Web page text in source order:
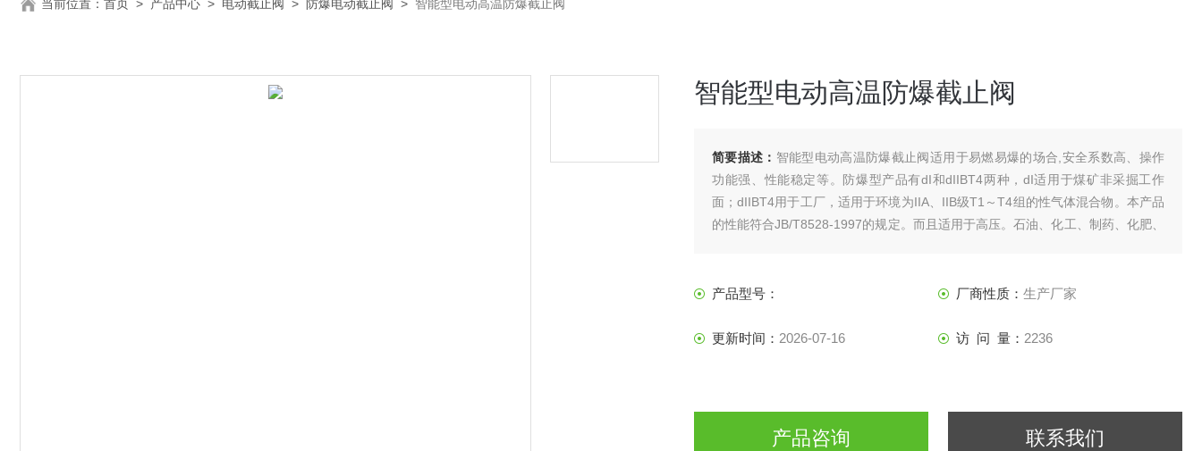
当前位置： 首页 > 产品中心 > 电动截止阀 > 防爆电动截止阀 > 智能型电动高温防爆截止阀
智能型电动高温防爆截止阀
简要描述： 智能型电动高温防爆截止阀适用于易燃易爆的场合,安全系数高、操作
功能强、性能稳定等。防爆型产品有dI和dIIBT4两种，dI适用于煤矿非采掘工作
面；dIIBT4用于工厂，适用于环境为IIA、IIB级T1～T4组的性气体混合物。本产品
的性能符合JB/T8528-1997的规定。而且适用于高压。石油、化工、制药、化肥、
产品型号： 厂商性质： 生产厂家
更新时间： 2026-07-16 访 问 量： 2236
产品咨询 联系我们